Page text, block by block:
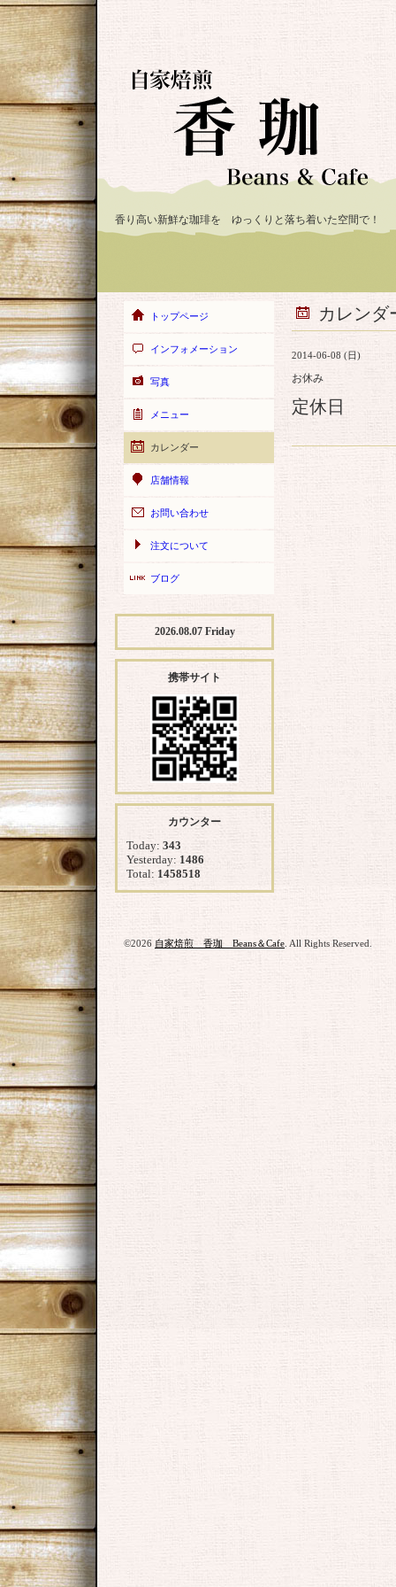
香り高い新鮮な珈琲を ゆっくりと落ち着いた空間で！
カレンダ
2014-06-08 (日)
お休み
定休日
トップページ
インフォメーション
写真
メニュー
カレンダー
店舗情報
お問い合わせ
注文について
ブログ
2026.08.07 Friday
携帯サイト
カウンター
Today: 343
Yesterday: 1486
Total: 1458518
©2026 自家焙煎 香珈 Beans＆Cafe . All Rights Reserved.